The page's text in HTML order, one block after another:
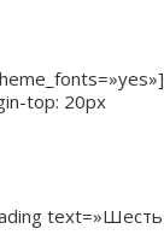
top: 20px
text=»Шесть